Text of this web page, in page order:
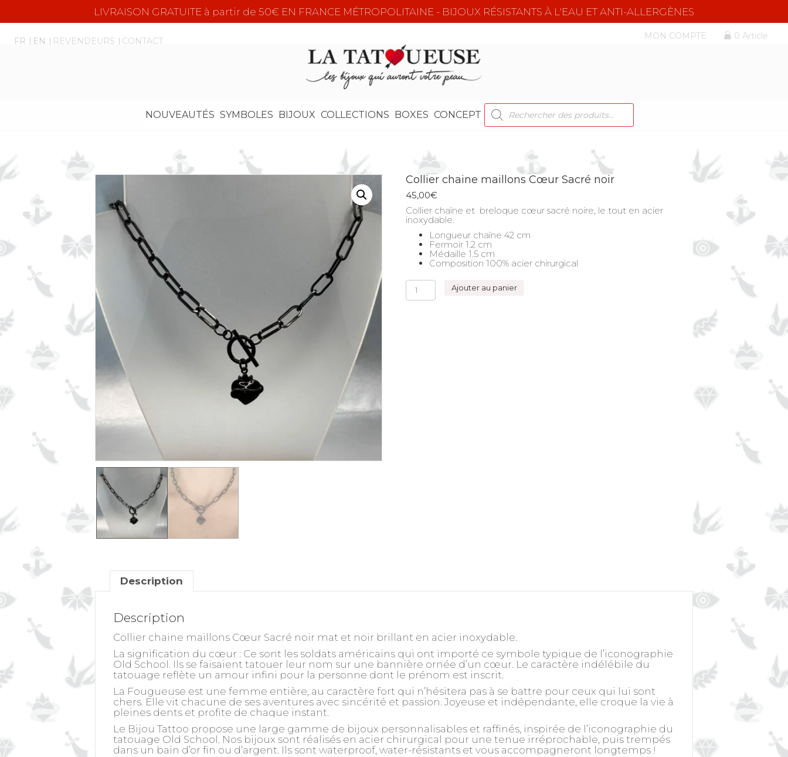
LIVRAISON GRATUITE à partir de 50€ EN FRANCE MÉTROPOLITAINE - BIJOUX RÉSISTANTS À L'EAU ET ANTI-ALLERGÈNES
FR EN REVENDEURS CONTACT
MON COMPTE 0 Article
NOUVEAUTÉS SYMBOLES BIJOUX COLLECTIONS BOXES CONCEPT
RECHERCHE
DE
PRODUITS
Collier chaine maillons Cœur Sacré noir
45,00€
Collier chaîne et breloque cœur sacré noire, le tout en acier
inoxydable.
Longueur chaîne 42 cm
Fermoir 1.2 cm
Médaille 1.5 cm
Composition 100% acier chirurgical
quantité
de
Collier
Ajouter au panier
Description
Description
Collier chaine maillons Cœur Sacré noir mat et noir brillant en acier inoxydable.
La signification du cœur : Ce sont les soldats américains qui ont importé ce symbole typique de l’iconographie
Old School. Ils se faisaient tatouer leur nom sur une bannière ornée d’un cœur. Le caractère indélébile du
tatouage reflète un amour infini pour la personne dont le prénom est inscrit.
La Fougueuse est une femme entière, au caractère fort qui n’hésitera pas à se battre pour ceux qui lui sont
chers. Elle vit chacune de ses aventures avec sincérité et passion. Joyeuse et indépendante, elle croque la vie à
pleines dents et profite de chaque instant.
Le Bijou Tattoo propose une large gamme de bijoux personnalisables et raffinés, inspirée de l’iconographie du
tatouage Old School. Nos bijoux sont réalisés en acier chirurgical pour une tenue irréprochable, puis trempés
dans un bain d’or fin ou d’argent. Ils sont waterproof, water-résistants et vous accompagneront longtemps !